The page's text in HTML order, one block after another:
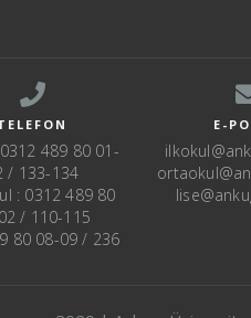
489 80 01-
/ 133-134
: 0312 489 80
/ 110-115
80 08-09 / 236
E-